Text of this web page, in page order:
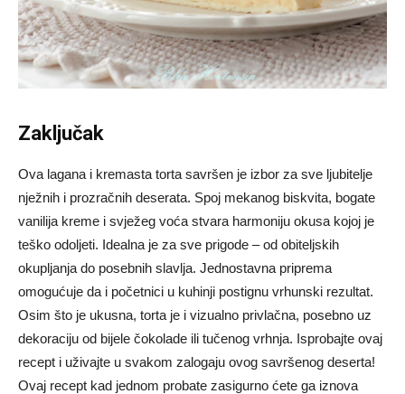
Zaključak
Ova lagana i kremasta torta savršen je izbor za sve ljubitelje
nježnih i prozračnih deserata. Spoj mekanog biskvita, bogate
vanilija kreme i svježeg voća stvara harmoniju okusa kojoj je
teško odoljeti. Idealna je za sve prigode – od obiteljskih
okupljanja do posebnih slavlja. Jednostavna priprema
omogućuje da i početnici u kuhinji postignu vrhunski rezultat.
Osim što je ukusna, torta je i vizualno privlačna, posebno uz
dekoraciju od bijele čokolade ili tučenog vrhnja. Isprobajte ovaj
recept i uživajte u svakom zalogaju ovog savršenog deserta!
Ovaj recept kad jednom probate zasigurno ćete ga iznova